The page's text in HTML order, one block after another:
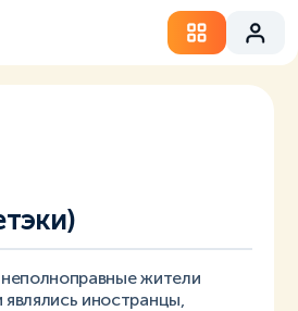
жители
иностранцы,